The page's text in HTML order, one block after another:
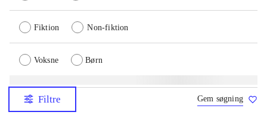
Fiktion Non-fiktion
Voksne Børn
Filtre Gem søgning